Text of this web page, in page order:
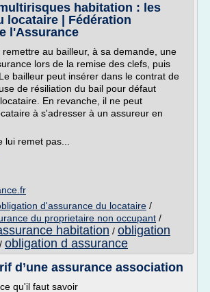
habitation : les
locataire | Fédération
l'Assurance
au bailleur, à sa demande, une
lors de la remise des clefs, puis
bailleur peut insérer dans le contrat de
de résiliation du bail pour défaut
En revanche, il ne peut
à s'adresser à un assureur en
remet pas...
d'assurance du locataire /
du proprietaire non occupant /
habitation / obligation
/ obligation d assurance
d’une assurance association
qu'il faut savoir